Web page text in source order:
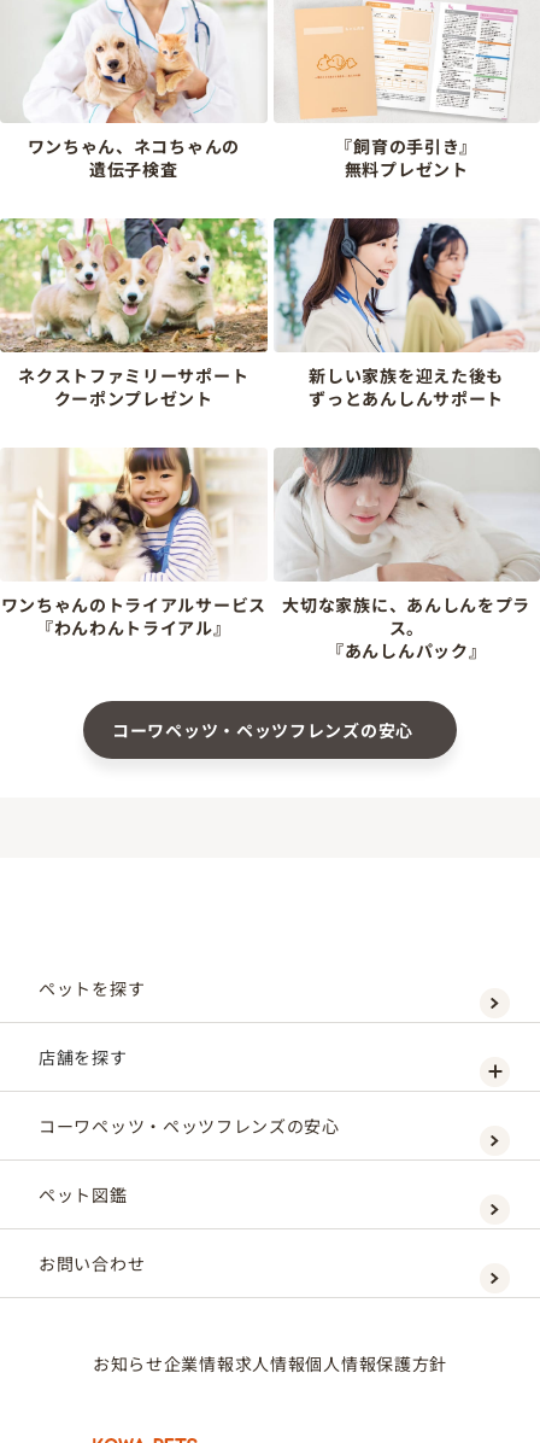
ワンちゃん、ネコちゃんの
遺伝子検査
『飼育の手引き』
無料プレゼント
ネクストファミリーサポート
クーポンプレゼント
新しい家族を迎えた後も
ずっとあんしんサポート
ワンちゃんのトライアルサービス
『わんわんトライアル』
大切な家族に、あんしんをプラ
ス。
『あんしんパック』
コーワペッツ・ペッツフレンズの安心
ペットを探す
店舗を探す
コーワペッツ・ペッツフレンズの安心
ペット図鑑
お問い合わせ
お知らせ企業情報求人情報個人情報保護方針